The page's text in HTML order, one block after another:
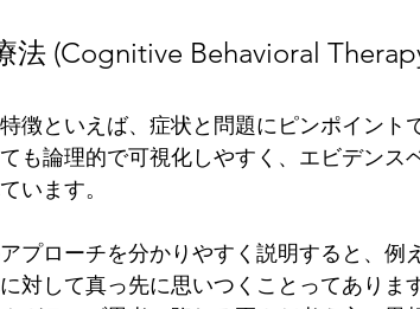
法 (Cognitive Behavioral
徴といえば、症状と問題にピンポイント
も論理的で可視化しやすく、エビデンス
います。
プローチを分かりやすく説明すると、例
対して真っ先に思いつくことってありま